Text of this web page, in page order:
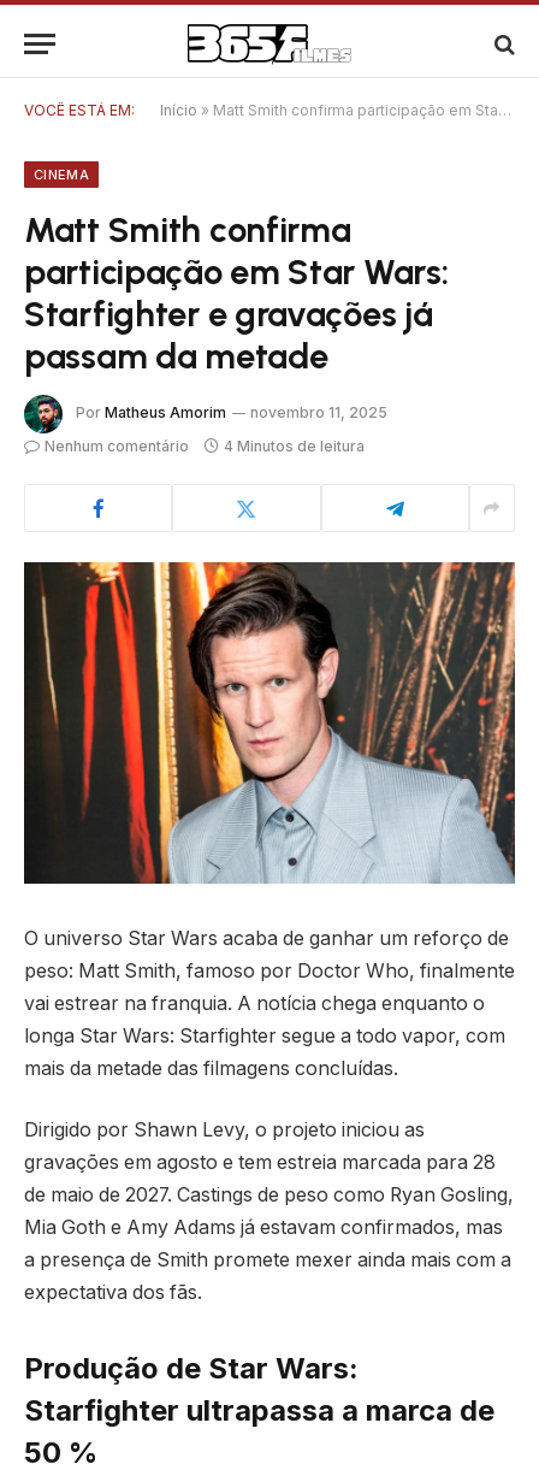
VOCÊ ESTÁ EM: Início » Matt Smith confirma participação em Star Wars: Starfighter e gravações já passam da metade
CINEMA
Matt Smith confirma
participação em Star Wars:
Starfighter e gravações já
passam da metade
Por Matheus Amorim
novembro 11, 2025
Nenhum comentário
4 Minutos de leitura
O universo Star Wars acaba de ganhar um reforço de
peso: Matt Smith, famoso por Doctor Who, finalmente
vai estrear na franquia. A notícia chega enquanto o
longa Star Wars: Starfighter segue a todo vapor, com
mais da metade das filmagens concluídas.
Dirigido por Shawn Levy, o projeto iniciou as
gravações em agosto e tem estreia marcada para 28
de maio de 2027. Castings de peso como Ryan Gosling,
Mia Goth e Amy Adams já estavam confirmados, mas
a presença de Smith promete mexer ainda mais com a
expectativa dos fãs.
Produção de Star Wars:
Starfighter ultrapassa a marca de
50 %